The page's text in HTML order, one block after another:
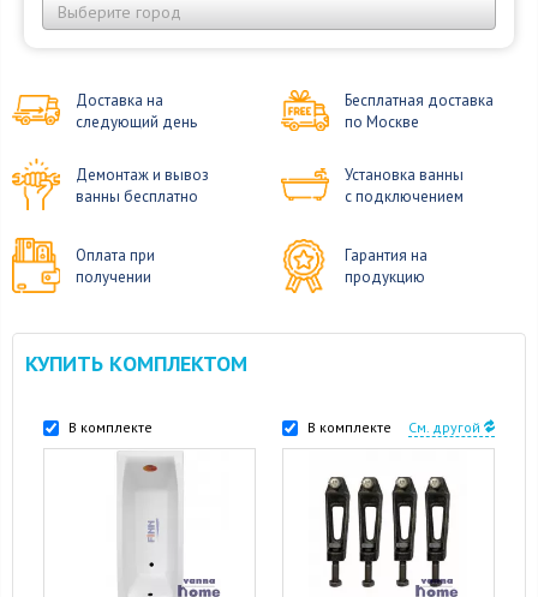
Выберите город
Доставка на
следующий день
Бесплатная доставка
по Москве
Демонтаж и вывоз
ванны бесплатно
Установка ванны
с подключением
Оплата при
получении
Гарантия на
продукцию
КУПИТЬ КОМПЛЕКТОМ
В комплекте В комплекте См. другой